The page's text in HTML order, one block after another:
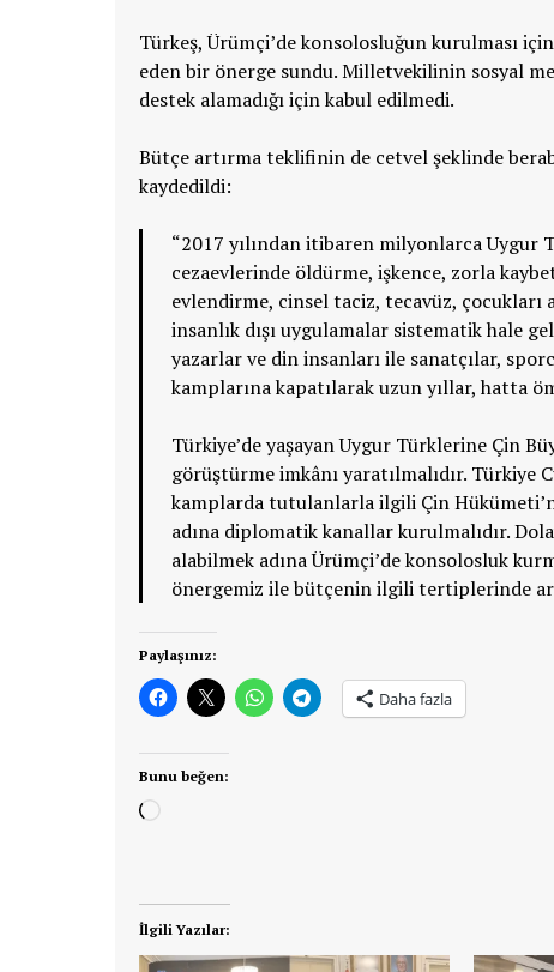
Türkeş, Ürümçi’de konsolosluğun kurulması
eden bir önerge sundu. Milletvekilinin sosyal
destek alamadığı için kabul edilmedi.
Bütçe artırma teklifinin de cetvel şeklinde
kaydedildi:
“2017 yılından itibaren milyonlarca Uygur
cezaevlerinde öldürme, işkence, zorla
evlendirme, cinsel taciz, tecavüz,
insanlık dışı uygulamalar sistematik hale
yazarlar ve din insanları ile sanatçılar,
kamplarına kapatılarak uzun yıllar, hatta
Türkiye’de yaşayan Uygur Türklerine Çin
görüştürme imkânı yaratılmalıdır. Türkiye
kamplarda tutulanlarla ilgili Çin
adına diplomatik kanallar kurulmalıdır.
alabilmek adına Ürümçi’de konsolosluk
önergemiz ile bütçenin ilgili tertiplerinde
Paylaşınız:
Daha fazla
Bunu beğen:
Yükleniyor...
İlgili Yazılar: